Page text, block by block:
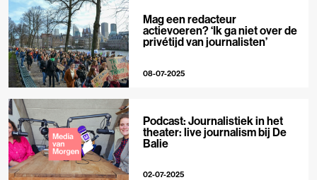
Mag een redacteur
actievoeren? ‘Ik ga niet over de
privétijd van journalisten’
08-07-2025
Podcast: Journalistiek in het
theater: live journalism bij De
Balie
02-07-2025